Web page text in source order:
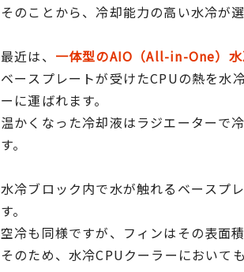
そのことから、冷却能力の高い水冷が
最近は、 一体型のAIO（All-in-One）水
ベースプレートが受けたCPUの熱を水
ーに運ばれます。
温かくなった冷却液はラジエーターで
す。
水冷ブロック内で水が触れるベースプ
す。
空冷も同様ですが、フィンはその表面
そのため、水冷CPUクーラーにおいて